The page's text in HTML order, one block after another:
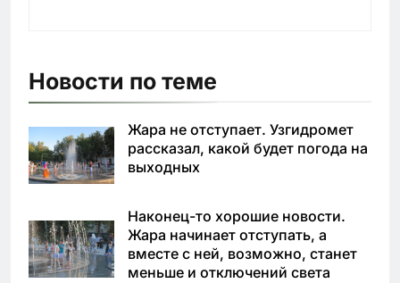
Новости по теме
Жара не отступает. Узгидромет
рассказал, какой будет погода на
выходных
Наконец-то хорошие новости.
Жара начинает отступать, а
вместе с ней, возможно, станет
меньше и отключений света